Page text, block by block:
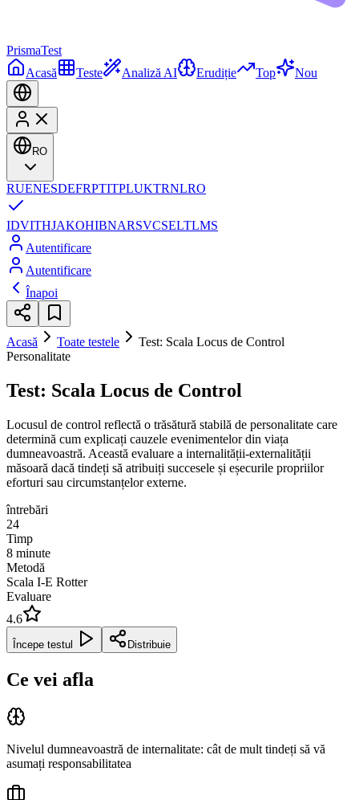
PrismaTest
Acasă
Teste Analiză AI Erudiție Top Nou
RO
RUENESDEFRPTITPLUKTRNLRO
IDVITHJAKOHIBNARSVCSELTLMS
Autentificare
Autentificare
Înapoi
Acasă Toate testele
Test: Scala Locus de Control
Personalitate
Test: Scala Locus de Control
Locusul de control reflectă o trăsătură stabilă de personalitate care
determină cum explicați cauzele evenimentelor din viața
dumneavoastră. Această evaluare a internalității-externalității
măsoară dacă tindeți să atribuiți succesele și eșecurile propriilor
eforturi sau circumstanțelor externe.
întrebări
24
Timp
8 minute
Metodă
Scala I-E Rotter
Evaluare
4.6
Începe testul Distribuie
Ce vei afla
Nivelul dumneavoastră de internalitate: cât de mult tindeți să vă
asumați responsabilitatea